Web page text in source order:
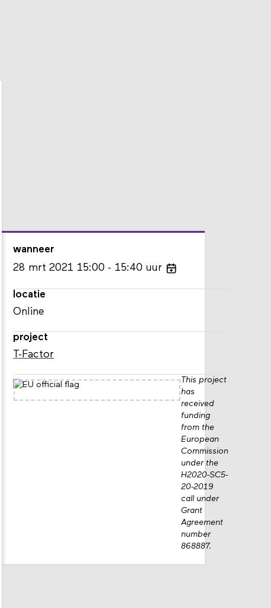
wanneer
28 mrt 2021 15:00 15:40 uur
locatie
Online
project
T-Factor
This project
has
received
funding
from the
European
Commission
under the
H2020-SC5-
20-2019
call under
Grant
Agreement
number
868887.